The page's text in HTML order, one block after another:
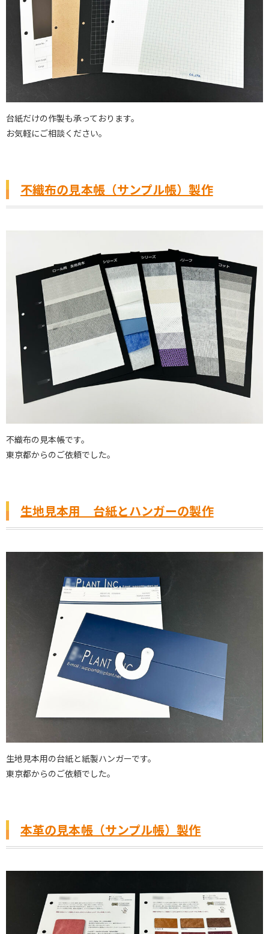
台紙だけの作製も承っております。
お気軽にご相談ください。
不織布の見本帳（サンプル帳）製作
不織布の見本帳です。
東京都からのご依頼でした。
生地見本用 台紙とハンガーの製作
生地見本用の台紙と紙製ハンガーです。
東京都からのご依頼でした。
本革の見本帳（サンプル帳）製作